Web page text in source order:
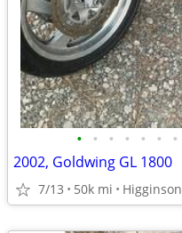
• • • • • • •
2002, Goldwing GL 1800
7/13 50k mi Higginson